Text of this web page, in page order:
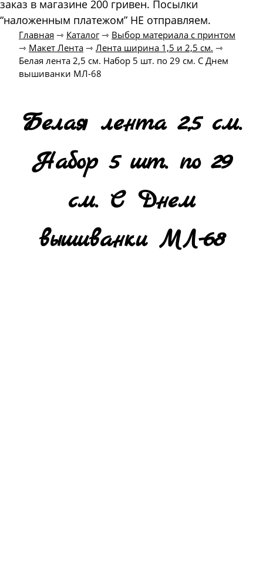
заказ в магазине 200 гривен. Посылки
“наложенным платежом” НЕ отправляем.
Главная ⇾ Каталог⇾ Выбор материала с принтом
⇾ Макет Лента ⇾ Лента ширина 1,5 и 2,5 см. ⇾
Белая лента 2,5 см. Набор 5 шт. по 29 см. С Днем
вышиванки МЛ-68
Белая лента 2,5 см.
Набор 5 шт. по 29
см. С Днем
вышиванки МЛ-68